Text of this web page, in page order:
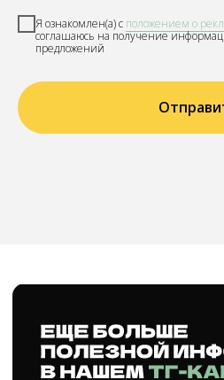
Я ознакомлен(а) с положением о
соглашаюсь на получение
предложений